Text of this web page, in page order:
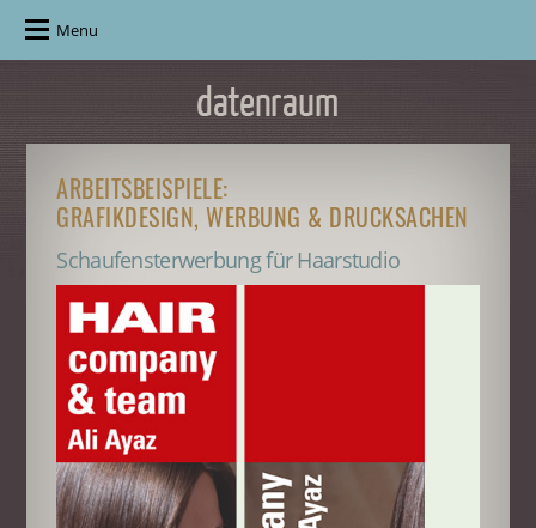
Menu
ARBEITSBEISPIELE:
GRAFIKDESIGN, WERBUNG & DRUCKSACHEN
Schaufensterwerbung für Haarstudio